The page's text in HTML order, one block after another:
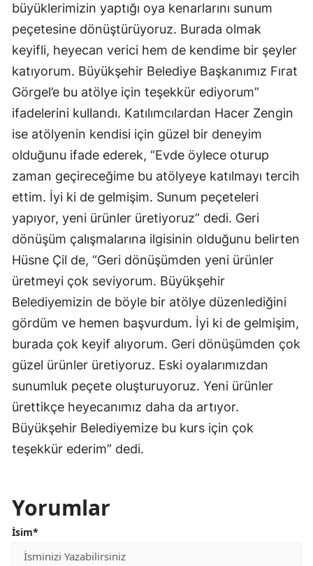
büyüklerimizin yaptığı oya kenarlarını sunum
peçetesine dönüştürüyoruz. Burada olmak
keyifli, heyecan verici hem de kendime bir şeyler
katıyorum. Büyükşehir Belediye Başkanımız Fırat
Görgel’e bu atölye için teşekkür ediyorum”
ifadelerini kullandı. Katılımcılardan Hacer Zengin
ise atölyenin kendisi için güzel bir deneyim
olduğunu ifade ederek, “Evde öylece oturup
zaman geçireceğime bu atölyeye katılmayı tercih
ettim. İyi ki de gelmişim. Sunum peçeteleri
yapıyor, yeni ürünler üretiyoruz” dedi. Geri
dönüşüm çalışmalarına ilgisinin olduğunu belirten
Hüsne Çil de, “Geri dönüşümden yeni ürünler
üretmeyi çok seviyorum. Büyükşehir
Belediyemizin de böyle bir atölye düzenlediğini
gördüm ve hemen başvurdum. İyi ki de gelmişim,
burada çok keyif alıyorum. Geri dönüşümden çok
güzel ürünler üretiyoruz. Eski oyalarımızdan
sunumluk peçete oluşturuyoruz. Yeni ürünler
ürettikçe heyecanımız daha da artıyor.
Büyükşehir Belediyemize bu kurs için çok
teşekkür ederim” dedi.
Yorumlar
İsim*